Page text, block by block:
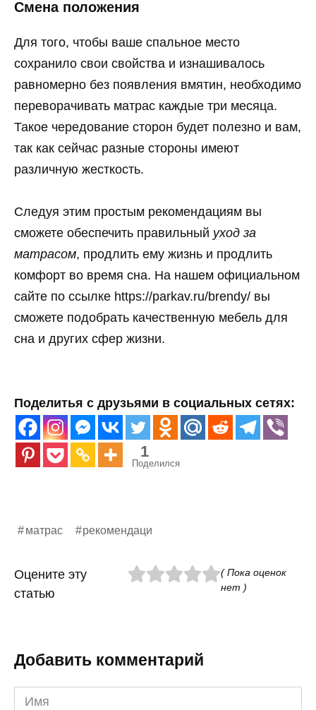
Смена положения
Для того, чтобы ваше спальное место
сохранило свои свойства и изнашивалось
равномерно без появления вмятин, необходимо
переворачивать матрас каждые три месяца.
Такое чередование сторон будет полезно и вам,
так как сейчас разные стороны имеют
различную жесткость.
Следуя этим простым рекомендациям вы
сможете обеспечить правильный уход за
матрасом, продлить ему жизнь и продлить
комфорт во время сна. На нашем официальном
сайте по ссылке https://parkav.ru/brendy/ вы
сможете подобрать качественную мебель для
сна и других сфер жизни.
Поделитья с друзьями в социальных сетях:
1
Поделился
матрас рекомендаци
Оцените эту
статью
( Пока оценок
нет )
Добавить комментарий
Имя